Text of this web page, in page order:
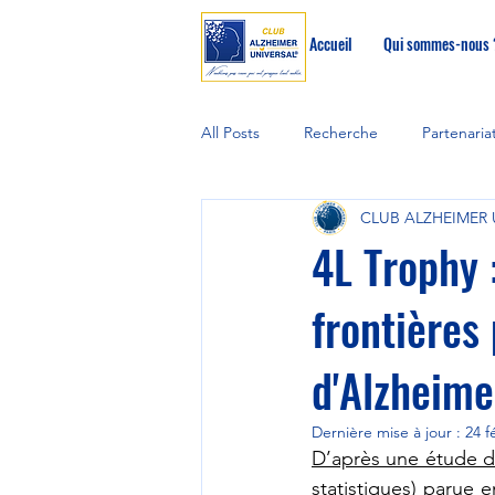
Accueil Qui sommes-nous
All Posts Recherche
biomarqueurs
4L
frontières
CLUB ALZHEIMER
Dernière mise à jour : 24
D’après une étude
statistiques) parue